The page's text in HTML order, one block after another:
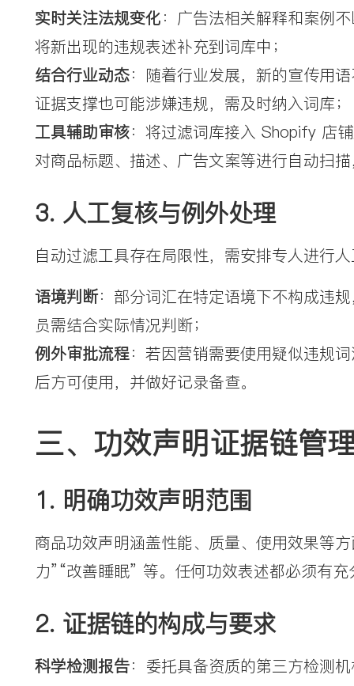
实时关注法规变化：广告法相关解释和案例
将新出现的违规表述补充到词库中；
结合行业动态：随着行业发展，新的宣传用
证据支撑也可能涉嫌违规，需及时纳入词库；
工具辅助审核：将过滤词库接入 Shopify 店
对商品标题、描述、广告文案等进行自动扫
3. 人工复核与例外处理
自动过滤工具存在局限性，需安排专人进行
语境判断：部分词汇在特定语境下不构成违
员需结合实际情况判断；
例外审批流程：若因营销需要使用疑似违规
后方可使用，并做好记录备查。
三、功效声明证据链管
1. 明确功效声明范围
商品功效声明涵盖性能、质量、使用效果等
力”“改善睡眠” 等。任何功效表述都必须有
2. 证据链的构成与要求
科学检测报告：委托具备资质的第三方检测